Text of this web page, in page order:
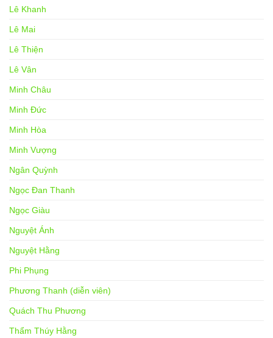
Lê Khanh
Lê Mai
Lê Thiện
Lê Vân
Minh Châu
Minh Đức
Minh Hòa
Minh Vượng
Ngân Quỳnh
Ngọc Đan Thanh
Ngọc Giàu
Nguyệt Ánh
Nguyệt Hằng
Phi Phụng
Phương Thanh (diễn viên)
Quách Thu Phương
Thẩm Thúy Hằng